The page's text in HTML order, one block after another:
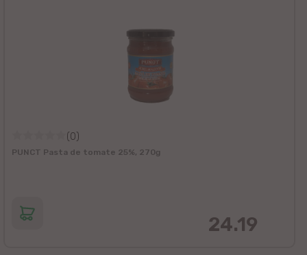
(0)
PUNCT Pasta de tomate 25%, 270g
24.19